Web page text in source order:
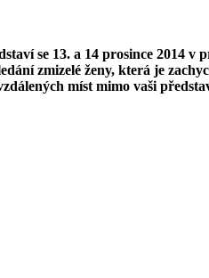
se 13. a 14 prosince 2014
zmizelé ženy, která je
míst mimo vaši